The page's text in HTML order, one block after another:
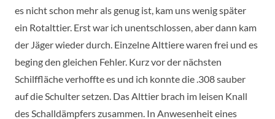
es nicht schon mehr als genug ist, kam uns wenig später
ein Rotalttier. Erst war ich unentschlossen, aber dann kam
der Jäger wieder durch. Einzelne Alttiere waren frei und es
beging den gleichen Fehler. Kurz vor der nächsten
Schilffläche verhoffte es und ich konnte die .308 sauber
auf die Schulter setzen. Das Alttier brach im leisen Knall
des Schalldämpfers zusammen. In Anwesenheit eines